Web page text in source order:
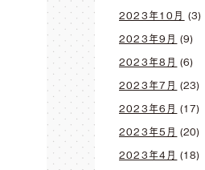
2023年10月 (3)
2023年9月 (9)
2023年8月 (6)
2023年7月 (23)
2023年6月 (17)
2023年5月 (20)
2023年4月 (18)